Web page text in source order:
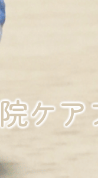
ケア